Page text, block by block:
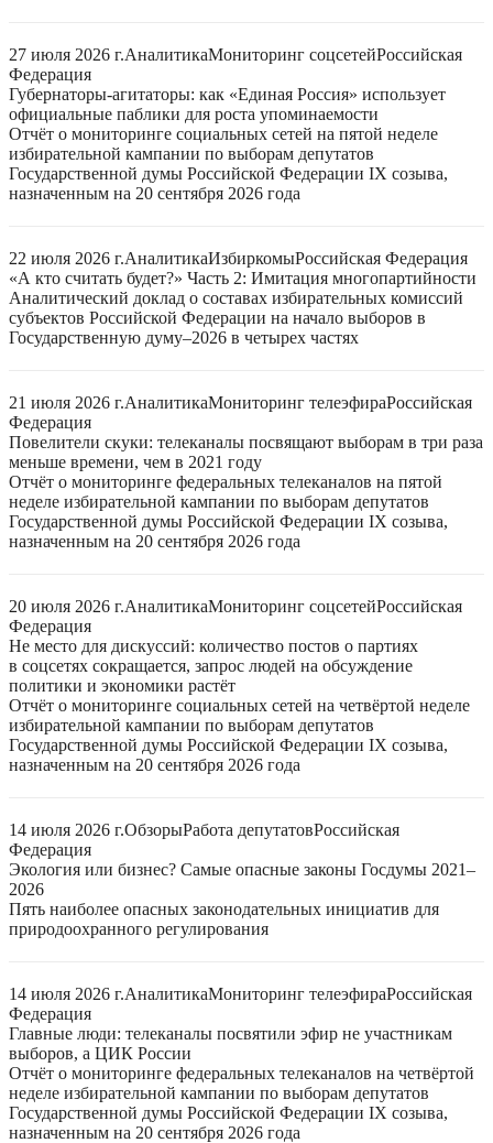
27 июля 2026 г.АналитикаМониторинг соцсетейРоссийская
Федерация
Губернаторы-агитаторы: как «Единая Россия» использует
официальные паблики для роста упоминаемости
Отчёт о мониторинге социальных сетей на пятой неделе
избирательной кампании по выборам депутатов
Государственной думы Российской Федерации IX созыва,
назначенным на 20 сентября 2026 года
22 июля 2026 г.АналитикаИзбиркомыРоссийская Федерация
«А кто считать будет?» Часть 2: Имитация многопартийности
Аналитический доклад о составах избирательных комиссий
субъектов Российской Федерации на начало выборов в
Государственную думу–2026 в четырех частях
21 июля 2026 г.АналитикаМониторинг телеэфираРоссийская
Федерация
Повелители скуки: телеканалы посвящают выборам в три раза
меньше времени, чем в 2021 году
Отчёт о мониторинге федеральных телеканалов на пятой
неделе избирательной кампании по выборам депутатов
Государственной думы Российской Федерации IX созыва,
назначенным на 20 сентября 2026 года
20 июля 2026 г.АналитикаМониторинг соцсетейРоссийская
Федерация
Не место для дискуссий: количество постов о партиях
в соцсетях сокращается, запрос людей на обсуждение
политики и экономики растёт
Отчёт о мониторинге социальных сетей на четвёртой неделе
избирательной кампании по выборам депутатов
Государственной думы Российской Федерации IX созыва,
назначенным на 20 сентября 2026 года
14 июля 2026 г.ОбзорыРабота депутатовРоссийская
Федерация
Экология или бизнес? Самые опасные законы Госдумы 2021–
2026
Пять наиболее опасных законодательных инициатив для
природоохранного регулирования
14 июля 2026 г.АналитикаМониторинг телеэфираРоссийская
Федерация
Главные люди: телеканалы посвятили эфир не участникам
выборов, а ЦИК России
Отчёт о мониторинге федеральных телеканалов на четвёртой
неделе избирательной кампании по выборам депутатов
Государственной думы Российской Федерации IX созыва,
назначенным на 20 сентября 2026 года